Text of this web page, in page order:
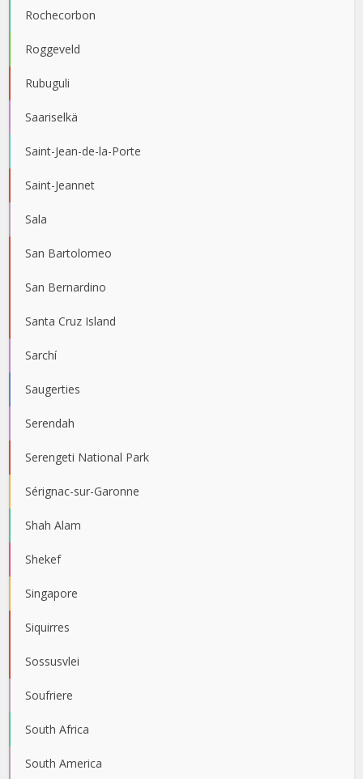
Rochecorbon
Roggeveld
Rubuguli
Saariselkä
Saint-Jean-de-la-Porte
Saint-Jeannet
Sala
San Bartolomeo
San Bernardino
Santa Cruz Island
Sarchí
Saugerties
Serendah
Serengeti National Park
Sérignac-sur-Garonne
Shah Alam
Shekef
Singapore
Siquirres
Sossusvlei
Soufriere
South Africa
South America